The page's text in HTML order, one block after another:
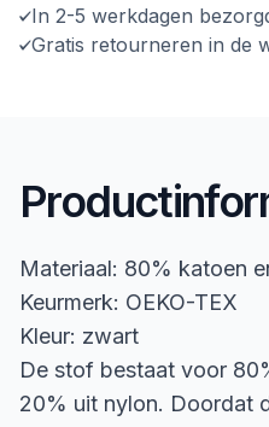
In 2-5 werkdagen
Gratis retourneren in de
Materiaal: 80% katoen
Keurmerk: OEKO-TEX
Kleur: zwart
De stof bestaat voor
20% uit nylon. Doordat